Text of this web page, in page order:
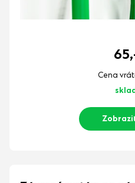
Cena